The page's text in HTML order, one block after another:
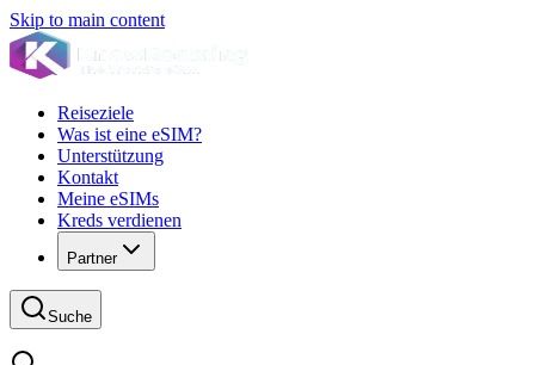
Skip to main content
Reiseziele
Was ist eine eSIM?
Unterstützung
Kontakt
Meine eSIMs
Kreds verdienen
Partner
Suche